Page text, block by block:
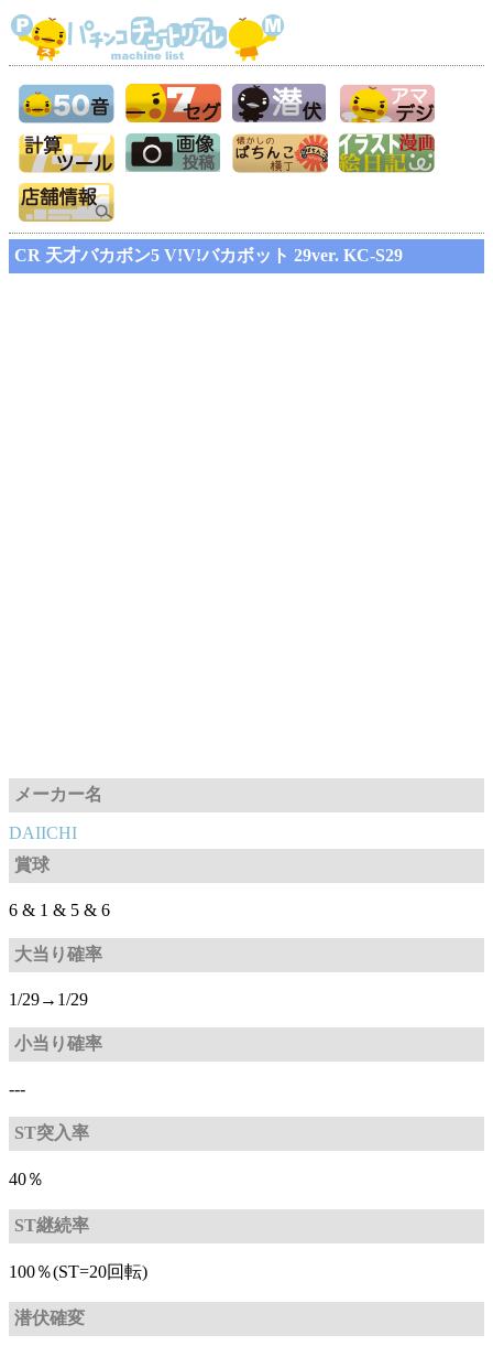
CR 天才バカボン5 V!V!バカボット 29ver. KC-S29
メーカー名
DAIICHI
賞球
6 & 1 & 5 & 6
大当り確率
1/29→1/29
小当り確率
---
ST突入率
40％
ST継続率
100％(ST=20回転)
潜伏確変